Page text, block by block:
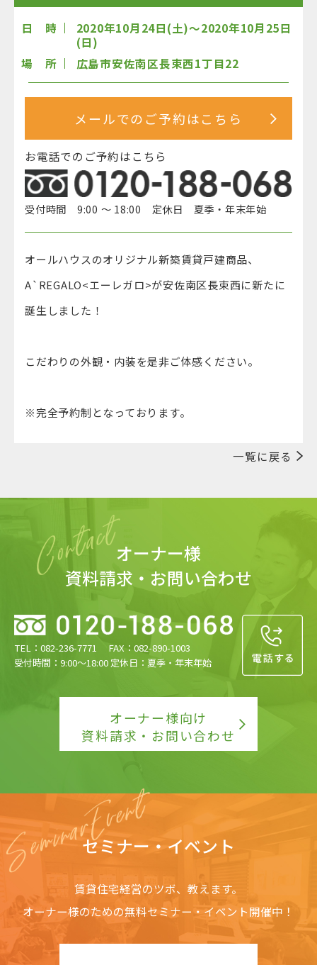
日 時
2020年10月24日(土)～2020年10月25日
(日)
場 所
広島市安佐南区長束西1丁目22
メールでのご予約はこちら
お電話でのご予約はこちら
受付時間 9:00 ～ 18:00 定休日 夏季・年末年始
オールハウスのオリジナル新築賃貸戸建商品、
A`REGALO<エーレガロ>が安佐南区長束西に新たに
誕生しました！
こだわりの外観・内装を是非ご体感ください。
※完全予約制となっております。
一覧に戻る
オーナー様
資料請求・お問い合わせ
TEL：082-236-7771 FAX：082-890-1003
受付時間：9:00〜18:00 定休日：夏季・年末年始
オーナー様向け
資料請求・お問い合わせ
セミナー・イベント
賃貸住宅経営のツボ、教えます。
オーナー様のための無料セミナー・イベント開催中！